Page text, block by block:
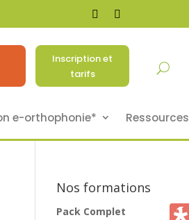
Inscription et
tarifs
e-orthophonie* Ressources
Nos formations
Pack Complet